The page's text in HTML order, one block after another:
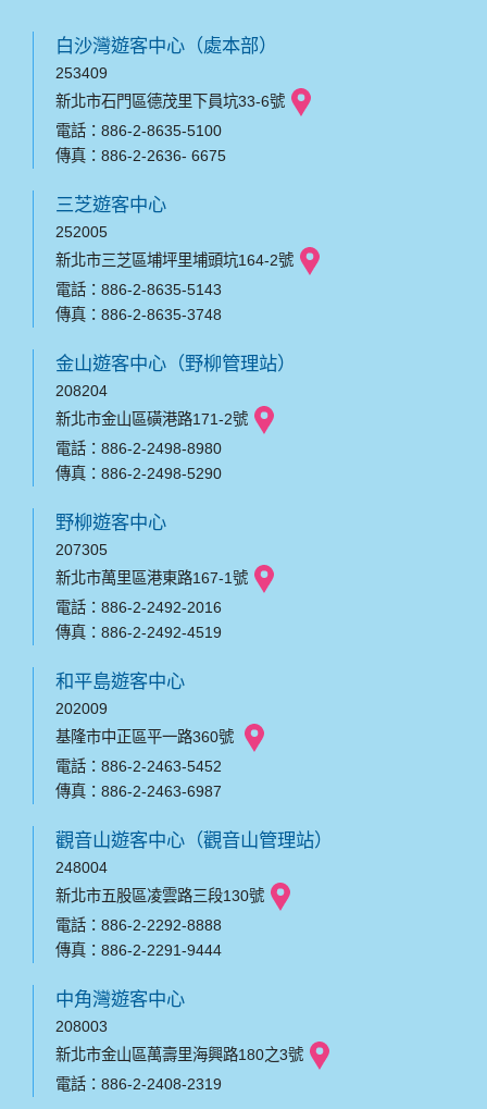
白沙灣遊客中心（處本部）
253409
新北市石門區德茂里下員坑33-6號
電話：886-2-8635-5100
傳真：886-2-2636- 6675
三芝遊客中心
252005
新北市三芝區埔坪里埔頭坑164-2號
電話：886-2-8635-5143
傳真：886-2-8635-3748
金山遊客中心（野柳管理站）
208204
新北市金山區磺港路171-2號
電話：886-2-2498-8980
傳真：886-2-2498-5290
野柳遊客中心
207305
新北市萬里區港東路167-1號
電話：886-2-2492-2016
傳真：886-2-2492-4519
和平島遊客中心
202009
基隆市中正區平一路360號
電話：886-2-2463-5452
傳真：886-2-2463-6987
觀音山遊客中心（觀音山管理站）
248004
新北市五股區凌雲路三段130號
電話：886-2-2292-8888
傳真：886-2-2291-9444
中角灣遊客中心
208003
新北市金山區萬壽里海興路180之3號
電話：886-2-2408-2319